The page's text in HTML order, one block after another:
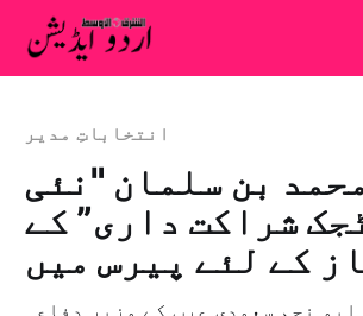
انتخاباتِ مدير
محمد بن سلمان "نئی
شراکت داری” کے
کے لئے پیرس میں